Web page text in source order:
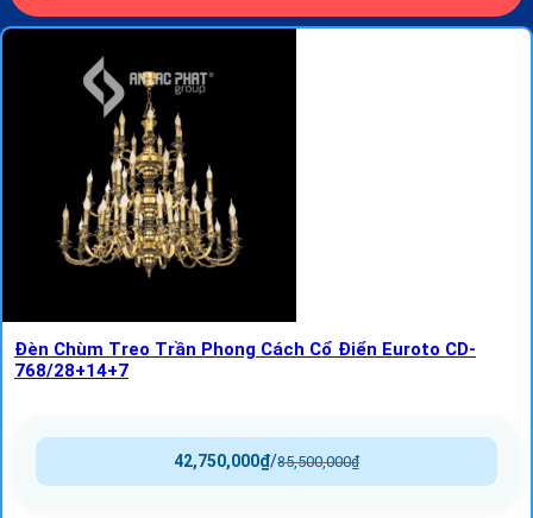
Đèn Chùm Treo Trần Phong Cách Cổ Điển Euroto CD-
768/28+14+7
85,500,000₫
/
42,750,000₫